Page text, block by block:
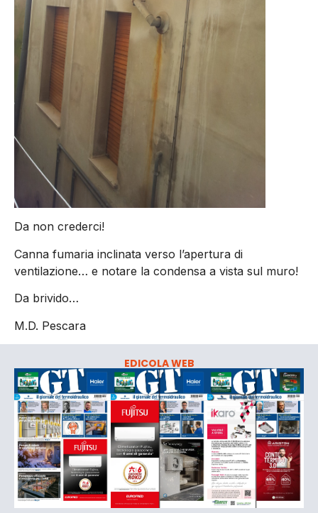
Da non crederci!
Canna fumaria inclinata verso l’apertura di
ventilazione… e notare la condensa a vista sul muro!
Da brivido…
M.D. Pescara
EDICOLA WEB